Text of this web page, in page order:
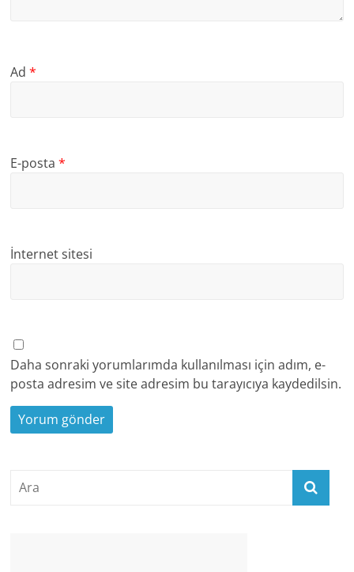
Ad*
E-posta*
İnternet sitesi
Daha sonraki yorumlarımda kullanılması için adım, e-
posta adresim ve site adresim bu tarayıcıya kaydedilsin.